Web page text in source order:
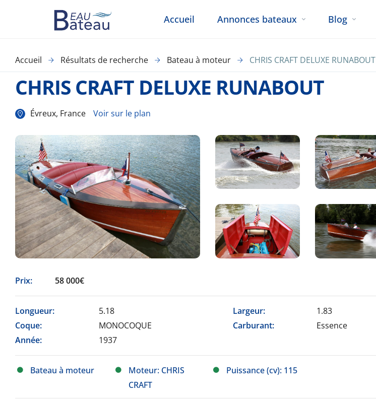
Accueil Annonces bateaux Blog
Accueil Résultats de recherche Bateau à moteur CHRIS CRAFT DELUXE RUNABOUT
CHRIS CRAFT DELUXE RUNABOUT
Évreux, France Voir sur le plan
Prix: 58 000€
Longueur: 5.18 Largeur:
1.83
Coque:
MONOCOQUE Carburant:
Essence
Année:
1937
Bateau à moteur
Moteur: CHRIS
CRAFT
Puissance (cv): 115